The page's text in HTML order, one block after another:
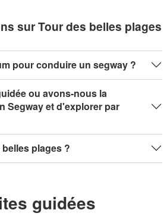
sur Tour des belles plages
pour conduire un segway ?
ou avons-nous la
Segway et d'explorer par
plages ?
guidées